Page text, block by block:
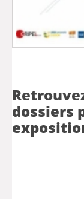
dossiers